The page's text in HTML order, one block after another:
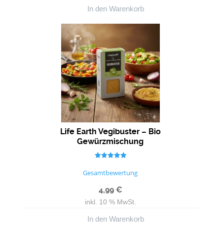
In den Warenkorb
Life Earth Vegibuster – Bio
Gewürzmischung
5.00
von 5
Gesamtbewertung
4,99 €
inkl. 10 % MwSt.
In den Warenkorb